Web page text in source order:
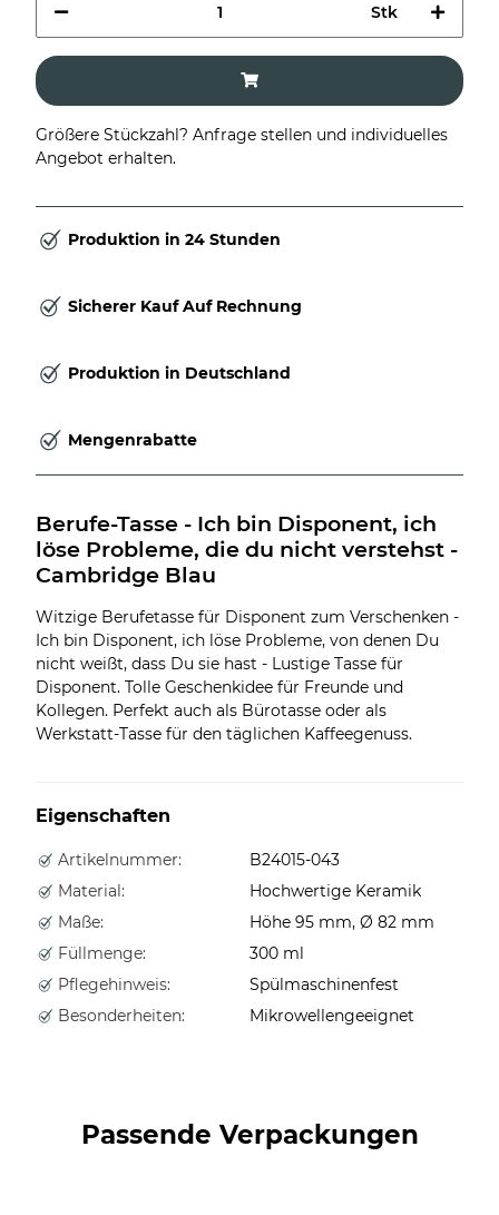
Stk
Größere Stückzahl? Anfrage stellen und individuelles
Angebot erhalten.
Produktion in 24 Stunden
Sicherer Kauf Auf Rechnung
Produktion in Deutschland
Mengenrabatte
Berufe-Tasse - Ich bin Disponent, ich
löse Probleme, die du nicht verstehst -
Cambridge Blau
Witzige Berufetasse für Disponent zum Verschenken -
Ich bin Disponent, ich löse Probleme, von denen Du
nicht weißt, dass Du sie hast - Lustige Tasse für
Disponent. Tolle Geschenkidee für Freunde und
Kollegen. Perfekt auch als Bürotasse oder als
Werkstatt-Tasse für den täglichen Kaffeegenuss.
Eigenschaften
Artikelnummer:
B24015-043
Material:
Hochwertige Keramik
Maße:
Höhe 95 mm, Ø 82 mm
Füllmenge:
300 ml
Pflegehinweis:
Spülmaschinenfest
Besonderheiten:
Mikrowellengeeignet
Passende Verpackungen